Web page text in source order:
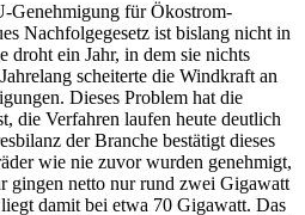
Genehmigung für Ökostrom-
Nachfolgegesetz ist bislang nicht in
droht ein Jahr, in dem sie nichts
scheiterte die Windkraft an
Dieses Problem hat die
die Verfahren laufen heute deutlich
der Branche bestätigt dieses
wie nie zuvor wurden genehmigt,
gingen netto nur rund zwei Gigawatt
damit bei etwa 70 Gigawatt. Das